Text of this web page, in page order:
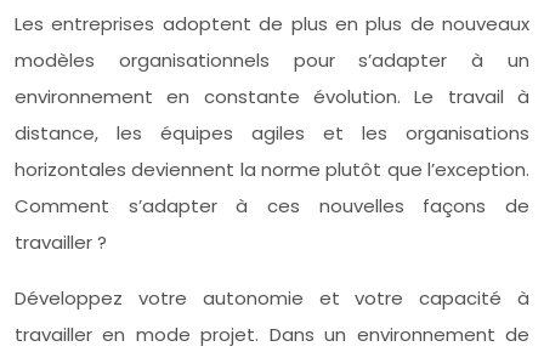
Les entreprises adoptent de plus en plus de nouveaux
modèles organisationnels pour s’adapter à un
environnement en constante évolution. Le travail à
distance, les équipes agiles et les organisations
horizontales deviennent la norme plutôt que l’exception.
Comment s’adapter à ces nouvelles façons de
travailler ?
Développez votre autonomie et votre capacité à
travailler en mode projet. Dans un environnement de